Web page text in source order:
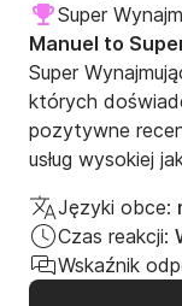
Super
Manuel to
Super
których
pozytywne
usług wysokiej
Języki obce:
Czas reakcji:
Wskaźnik